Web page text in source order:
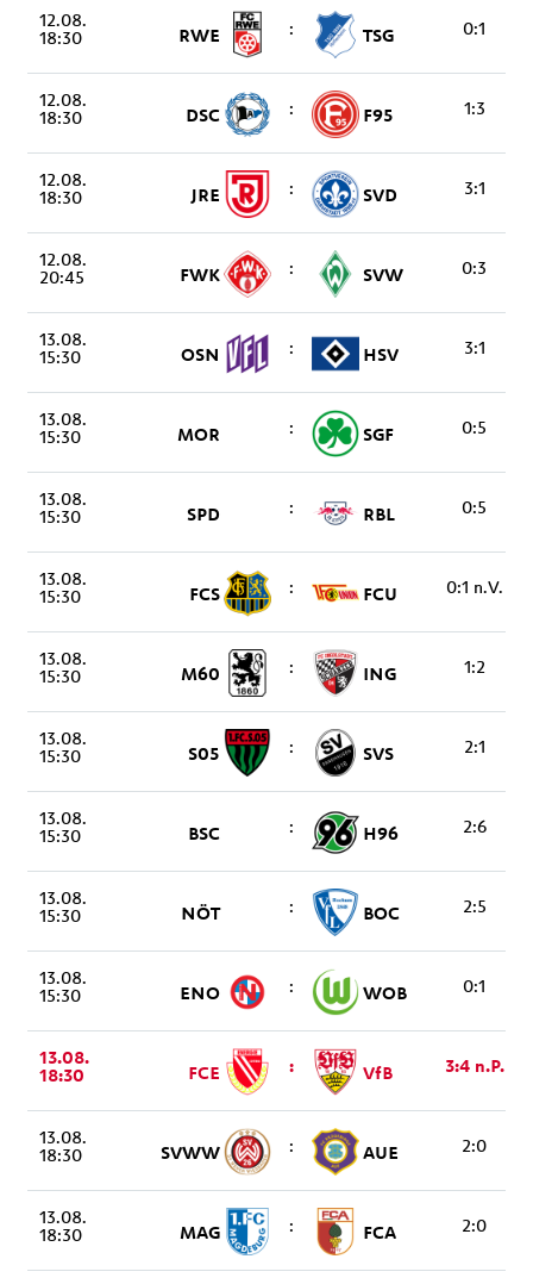
12.08.
18:30 RWE : TSG 0:1
12.08.
18:30 DSC : F95 1:3
12.08.
18:30 JRE : SVD 3:1
12.08.
20:45 FWK : SVW 0:3
13.08.
15:30 OSN : HSV 3:1
13.08.
15:30 MOR : SGF 0:5
13.08.
15:30 SPD : RBL 0:5
13.08.
15:30 FCS : FCU 0:1 n.V.
13.08.
15:30 M60 : ING 1:2
13.08.
15:30 S05 : SVS 2:1
13.08.
15:30 BSC : H96 2:6
13.08.
15:30 NÖT : BOC 2:5
13.08.
15:30 ENO : WOB 0:1
13.08.
18:30 FCE : VfB 3:4 n.P.
13.08.
18:30 SVWW : AUE 2:0
13.08.
18:30 MAG : FCA 2:0